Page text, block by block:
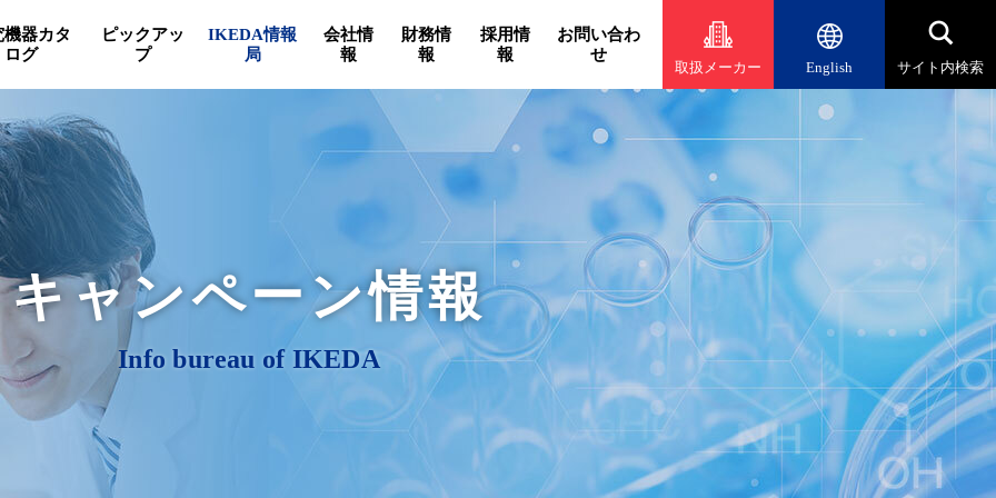
機器カタ
ログ
ピックアッ
プ
IKEDA情報
局
会社情
報
財務情
報
採用情
報
お問い合わ
せ
取扱メーカー English サイト内検索
キャンペーン情報